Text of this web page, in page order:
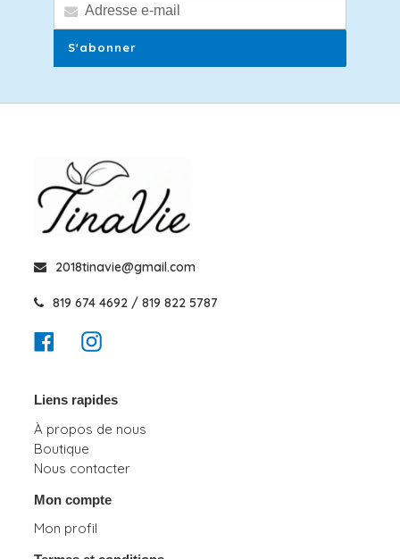
S'abonner
2018tinavie@gmail.com
819 674 4692 / 819 822 5787
FacebookInstagram
Liens rapides
À propos de nous
Boutique
Nous contacter
Mon compte
Mon profil